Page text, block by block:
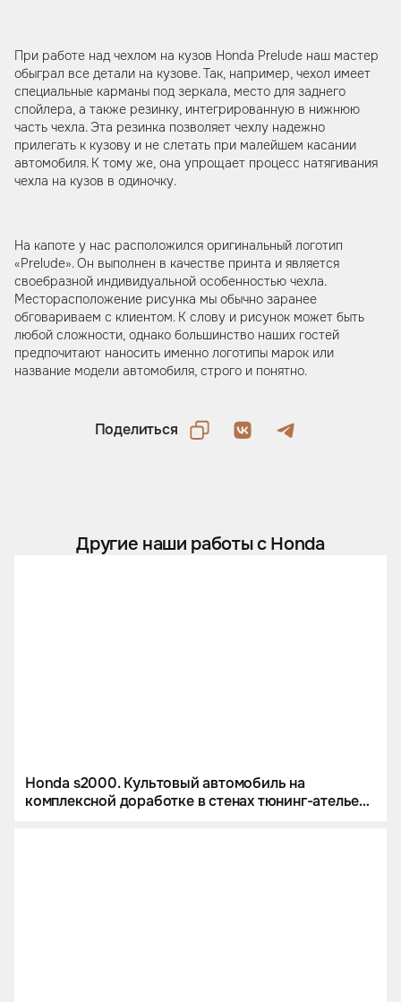
При работе над чехлом на кузов Honda Prelude наш мастер
обыграл все детали на кузове. Так, например, чехол имеет
специальные карманы под зеркала, место для заднего
спойлера, а также резинку, интегрированную в нижнюю
часть чехла. Эта резинка позволяет чехлу надежно
прилегать к кузову и не слетать при малейшем касании
автомобиля. К тому же, она упрощает процесс натягивания
чехла на кузов в одиночку.
На капоте у нас расположился оригинальный логотип
«Prelude». Он выполнен в качестве принта и является
своебразной индивидуальной особенностью чехла.
Месторасположение рисунка мы обычно заранее
обговариваем с клиентом. К слову и рисунок может быть
любой сложности, однако большинство наших гостей
предпочитают наносить именно логотипы марок или
название модели автомобиля, строго и понятно.
Поделиться
Другие наши работы с Honda
Honda s2000. Культовый автомобиль на
комплексной доработке в стенах тюнинг-ателье